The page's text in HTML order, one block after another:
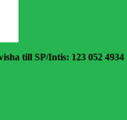
till SP/Intis: 123 052 4934